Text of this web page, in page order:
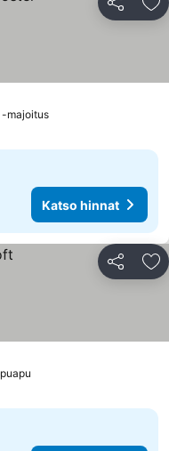
Jaa
-majoitus
Katso hinnat
Jaa